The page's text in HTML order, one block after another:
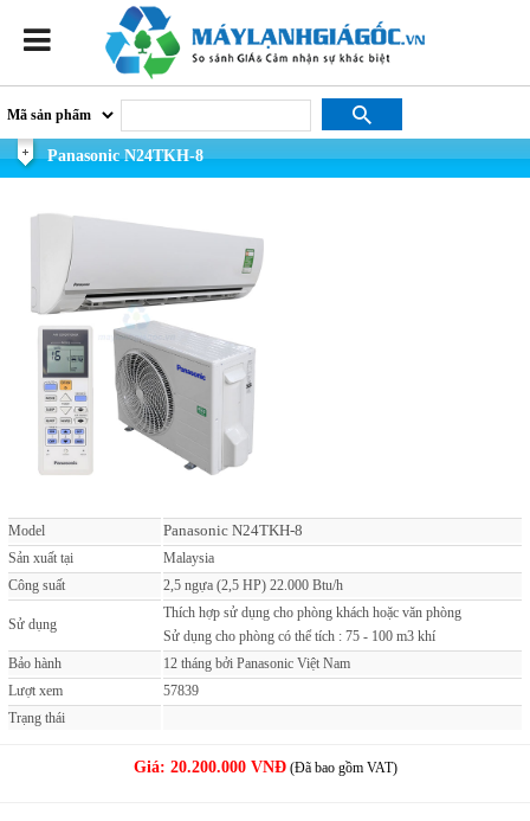
Panasonic N24TKH-8
Model Panasonic N24TKH-8
Sản xuất tại
Malaysia
Công suất
2,5 ngựa (2,5 HP) 22.000 Btu/h
Sử dụng
Thích hợp sử dụng cho phòng khách hoặc văn phòng
Sử dụng cho phòng có thể tích : 75 - 100 m3 khí
Bảo hành
12 tháng bởi Panasonic Việt Nam
Lượt xem
57839
Trạng thái
Giá: 20.200.000 VNĐ(Đã bao gồm VAT)